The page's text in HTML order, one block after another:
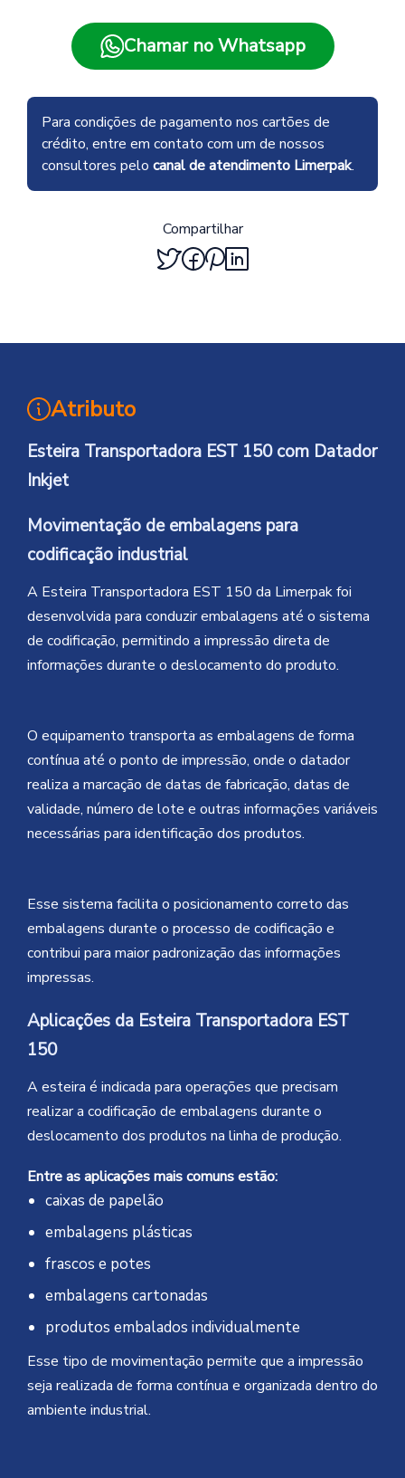
Chamar no Whatsapp
Para condições de pagamento nos cartões de
crédito, entre em contato com um de nossos
consultores pelo canal de atendimento Limerpak.
Compartilhar
Atributo
Esteira Transportadora EST 150 com Datador
Inkjet
Movimentação de embalagens para
codificação industrial
A Esteira Transportadora EST 150 da Limerpak foi
desenvolvida para conduzir embalagens até o sistema
de codificação, permitindo a impressão direta de
informações durante o deslocamento do produto.
O equipamento transporta as embalagens de forma
contínua até o ponto de impressão, onde o datador
realiza a marcação de datas de fabricação, datas de
validade, número de lote e outras informações variáveis
necessárias para identificação dos produtos.
Esse sistema facilita o posicionamento correto das
embalagens durante o processo de codificação e
contribui para maior padronização das informações
impressas.
Aplicações da Esteira Transportadora EST
150
A esteira é indicada para operações que precisam
realizar a codificação de embalagens durante o
deslocamento dos produtos na linha de produção.
Entre as aplicações mais comuns estão:
caixas de papelão
embalagens plásticas
frascos e potes
embalagens cartonadas
produtos embalados individualmente
Esse tipo de movimentação permite que a impressão
seja realizada de forma contínua e organizada dentro do
ambiente industrial.